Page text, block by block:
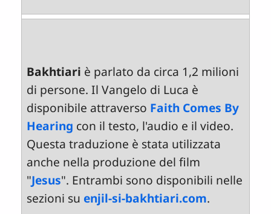
Bakhtiari è parlato da circa 1,2 milioni
di persone. Il Vangelo di Luca è
disponibile attraverso Faith Comes By
Hearing con il testo, l'audio e il video.
Questa traduzione è stata utilizzata
anche nella produzione del film
"Jesus". Entrambi sono disponibili nelle
sezioni su enjil-si-bakhtiari.com.